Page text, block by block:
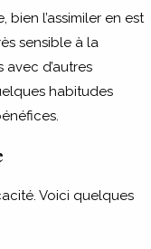
l’assimiler en est
sensible à la
d’autres
habitudes
Voici quelques